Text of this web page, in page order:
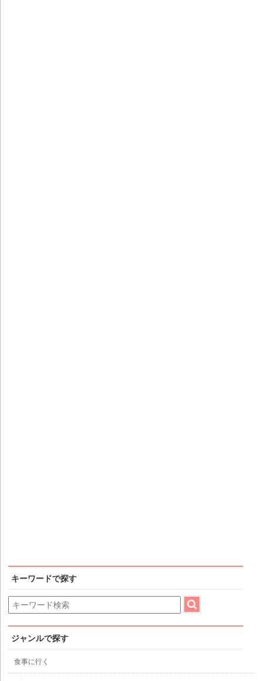
キーワードで探す
ジャンルで探す
食事に行く